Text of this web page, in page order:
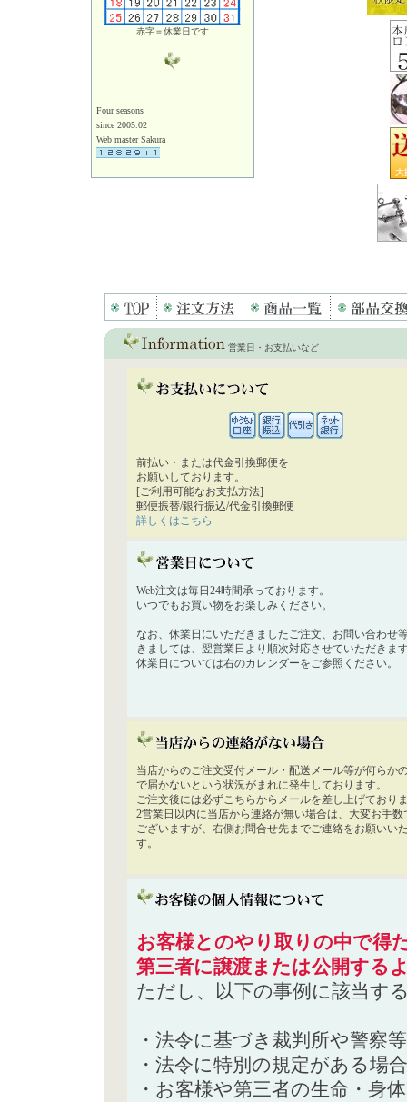
赤字＝休業日です
Four seasons
since 2005.02
Web master Sakura
営業日・お支払いなど
前払い・または代金引換郵便を
お願いしております。
[ご利用可能なお支払方法]
郵便振替/銀行振込/代金引換郵便
詳しくはこちら
Web注文は毎日24時間承っております。
いつでもお買い物をお楽しみください。
なお、休業日にいただきましたご注文、お問い合わせ
きましては、翌営業日より順次対応させていただきま
休業日については右のカレンダーをご参照ください。
当店からのご注文受付メール・配送メール等が何らか
で届かないという状況がまれに発生しております。
ご注文後には必ずこちらからメールを差し上げており
2営業日以内に当店から連絡が無い場合は、大変お手数
ございますが、右側お問合せ先までご連絡をお願いい
す。
お客様とのやり取りの中で得
第三者に譲渡または公開する
ただし、以下の事例に該当す
・法令に基づき裁判所や警察
・法令に特別の規定がある場合
・お客様や第三者の生命・身